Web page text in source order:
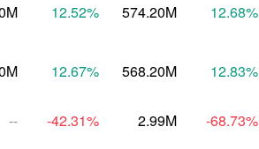
12.52% 574.20M 12.68%
12.67% 568.20M 12.83%
-- -42.31% 2.99M -68.73%